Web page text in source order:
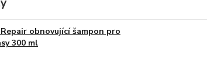
obnovující šampon pro
300 ml